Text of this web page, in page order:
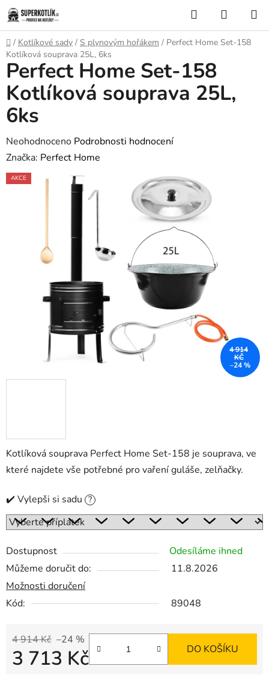
Přejít
na
obsah
Hledat
KOŠÍK
Domů
/ Kotlíkové sady / S plynovým hořákem / Perfect Home Set-158
Kotlíková souprava 25L, 6ks
Kotlíková souprava Perfect Home Set-158 je souprava, ve
které najdete vše potřebné pro vaření guláše, zelňačky.
✔️ Vylepši si sadu ?
Dostupnost
Odesíláme ihned
Můžeme doručit do:
11.8.2026
Možnosti doručení
Kód:
89048
4 914 Kč –24 %
3 713 Kč DO KOŠÍKU
Perfect Home Set-158
Kotlíková souprava 25L,
6ks
Průměrné
hodnocení
produktu
hvězdiček.
Neohodnoceno Podrobnosti hodnocení
Značka: Perfect Home
AKCE
4 914
KČ
–24 %